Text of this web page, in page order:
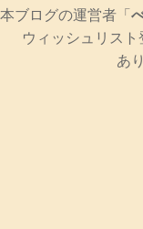
本ブログの運営者「
ウィッシュリスト
あ